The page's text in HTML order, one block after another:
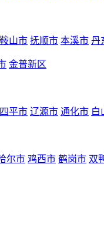
鞍山市 抚顺市 本溪市 丹
金普新区
四平市 辽源市 通化市 白
尔市 鸡西市 鹤岗市 双